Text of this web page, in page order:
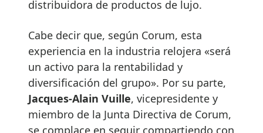
distribuidora de productos de lujo.
Cabe decir que, según Corum, esta
experiencia en la industria relojera «será
un activo para la rentabilidad y
diversificación del grupo». Por su parte,
Jacques-Alain Vuille, vicepresidente y
miembro de la Junta Directiva de Corum,
se complace en seguir compartiendo con